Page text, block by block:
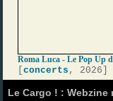
Roma Luca - Le Pop Up
[concerts , 2026]
Le Cargo ! : Webzine